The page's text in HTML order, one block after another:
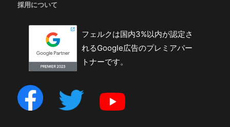
採用について
フェルクは国内3%以内が認定さ
れるGoogle広告のプレミアパー
トナーです。